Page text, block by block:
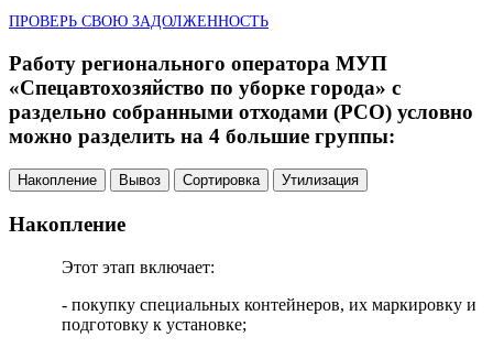
ПРОВЕРЬ СВОЮ ЗАДОЛЖЕННОСТЬ
Работу регионального оператора МУП
«Спецавтохозяйство по уборке города» с
раздельно собранными отходами (РСО) условно
можно разделить на 4 большие группы:
Накопление Вывоз Сортировка Утилизация
Накопление
Этот этап включает:
- покупку специальных контейнеров, их маркировку и
подготовку к установке;